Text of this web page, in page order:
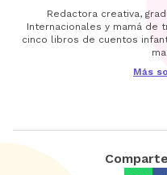
Redactora creativa,
Internacionales y mamá de
cinco libros de cuentos
Más